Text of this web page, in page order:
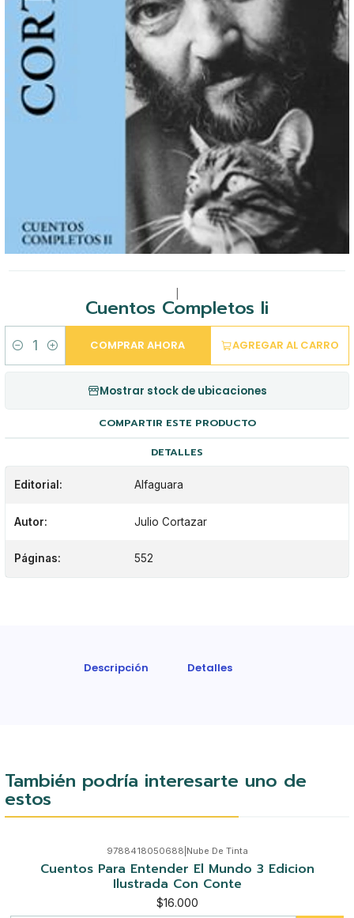
Cuentos Completos Ii
Cantidad
AGREGAR AL CARRO
COMPRAR AHORA
Mostrar stock de ubicaciones
COMPARTIR ESTE PRODUCTO
DETALLES
Editorial: Alfaguara
Autor: Julio Cortazar
Páginas: 552
Descripción Detalles
También podría interesarte uno de
estos
9788418050688 Nube De Tinta
Cuentos Para Entender El Mundo 3 Edicion
Ilustrada Con Conte
$16.000